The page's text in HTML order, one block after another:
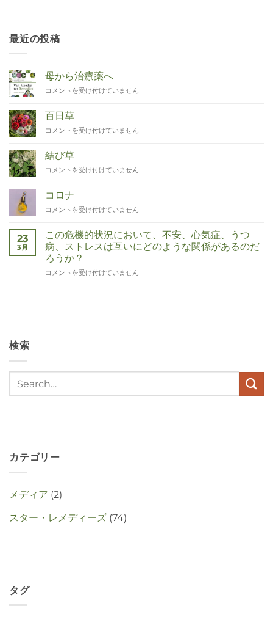
最近の投稿
母から治療薬へ
Van
tot
Remedies
は
コメントを受け付けていません
百日草
Zinnia
コメントを受け付けていません
結び草
Duizendknoop
コメントを受け付けていません
コロナ
Corona
コメントを受け付けていません
23
3月
この危機的状況において、不安、心気症、うつ
病、ストレスは互いにどのような関係があるのだ
ろうか？
Wat
in
deze
コメントを受け付けていません
検索
カテゴリー
メディア (2)
スター・レメディーズ (74)
タグ